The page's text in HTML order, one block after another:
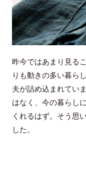
昨今ではあまり見る
りも動きの多い暮ら
夫が詰め込まれてい
はなく、今の暮らし
くれるはず。そう思
した。